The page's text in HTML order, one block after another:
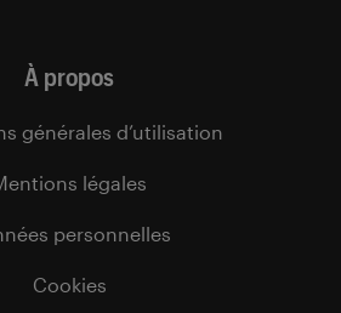
À propos
générales d’utilisation
légales
personnelles
Cookies